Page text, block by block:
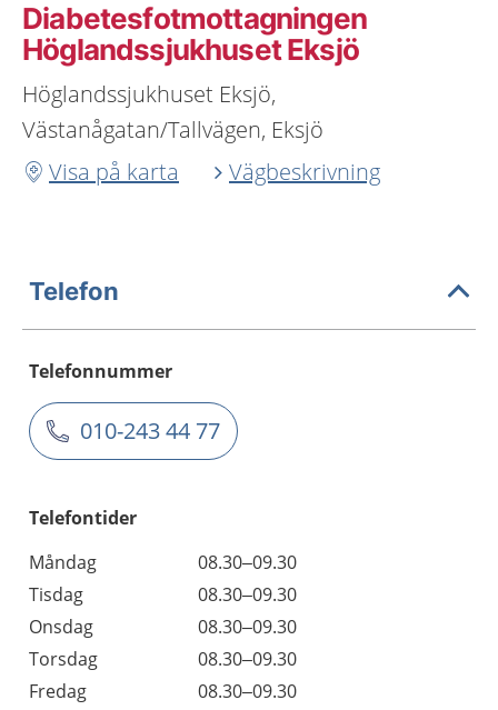
Diabetesfotmottagningen
Höglandssjukhuset Eksjö
Höglandssjukhuset Eksjö,
Västanågatan/Tallvägen, Eksjö
Visa på karta
Vägbeskrivning
Telefon
Telefonnummer
010-243 44 77
Telefontider
Måndag
08.30–09.30
Tisdag
08.30–09.30
Onsdag
08.30–09.30
Torsdag
08.30–09.30
Fredag
08.30–09.30